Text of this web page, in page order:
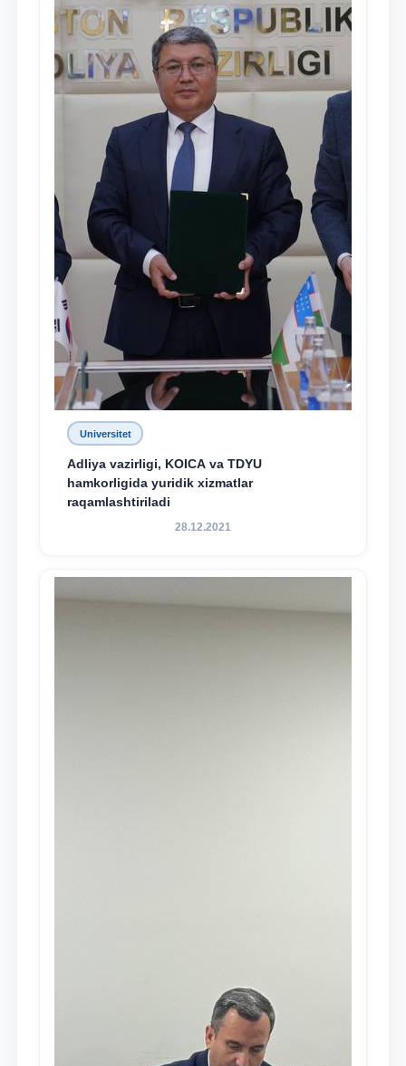
Universitet
Adliya vazirligi, KOICA va TDYU
hamkorligida yuridik xizmatlar
raqamlashtiriladi
28.12.2021